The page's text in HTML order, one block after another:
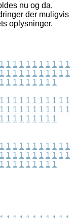
nu og da,
der muligvis
oplysninger.
1 1 1 1 1 1 1 1 1 1 1
1 1 1 1 1 1 1 1 1 1 1
1 1 1 1 1 1 1 1 1
1 1 1 1 1 1 1 1 1 1 1
1 1 1 1 1 1 1 1 1 1 1
1 1 1 1 1 1 1 1 1
1 1 1 1 1 1 1 1 1 1 1
1 1 1 1 1 1 1 1 1 1 1
1 1 1 1 1 1 1 1 1